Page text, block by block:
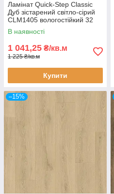
Ламінат Quick-Step Classic
Дуб зістарений світло-сірий
CLM1405 вологостійкий 32
клас 8 мм з фаскою
В наявності
1 041,25 ₴/кв.м
1 225 ₴/кв.м
Купити
–15%